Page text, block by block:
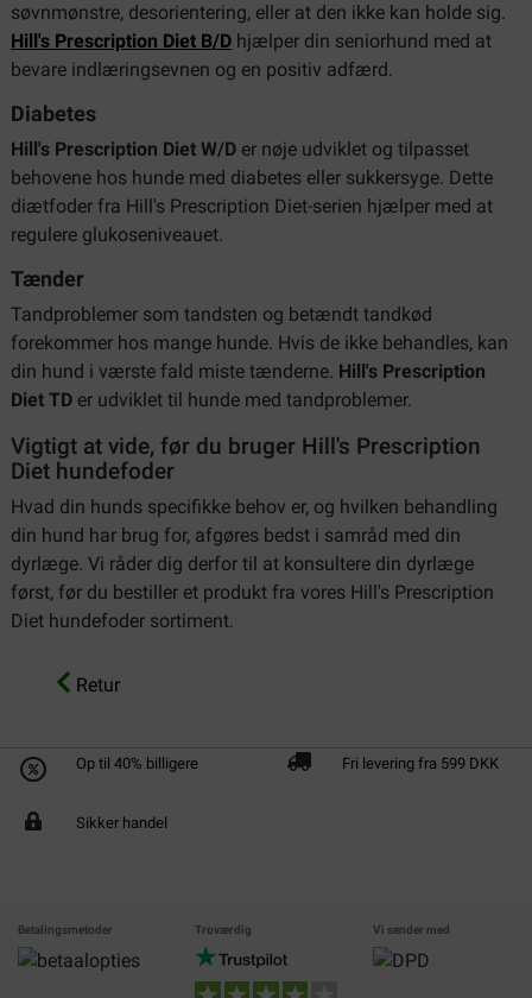
søvnmønstre, desorientering, eller at den ikke kan holde sig.
Hill's Prescription Diet B/D hjælper din seniorhund med at
bevare indlæringsevnen og en positiv adfærd.
Diabetes
Hill's Prescription Diet W/D er nøje udviklet og tilpasset
behovene hos hunde med diabetes eller sukkersyge. Dette
diætfoder fra Hill's Prescription Diet-serien hjælper med at
regulere glukoseniveauet.
Tænder
Tandproblemer som tandsten og betændt tandkød
forekommer hos mange hunde. Hvis de ikke behandles, kan
din hund i værste fald miste tænderne. Hill's Prescription
Diet TD er udviklet til hunde med tandproblemer.
Vigtigt at vide, før du bruger Hill's Prescription
Diet hundefoder
Hvad din hunds specifikke behov er, og hvilken behandling
din hund har brug for, afgøres bedst i samråd med din
dyrlæge. Vi råder dig derfor til at konsultere din dyrlæge
først, før du bestiller et produkt fra vores Hill's Prescription
Diet hundefoder sortiment.
Retur
Op til 40% billigere Fri levering fra 599 DKK
Sikker handel
Betalingsmetoder Troværdig Vi sender med